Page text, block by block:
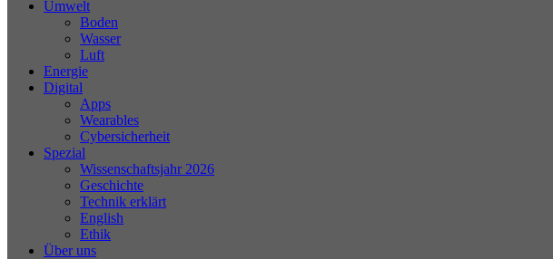
Umwelt
Boden
Wasser
Luft
Energie
Digital
Apps
Wearables
Cybersicherheit
Spezial
Wissenschaftsjahr 2026
Geschichte
Technik erklärt
English
Ethik
Über uns